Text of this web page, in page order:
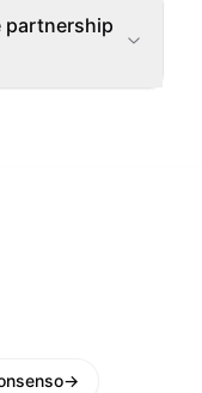
partnership
→